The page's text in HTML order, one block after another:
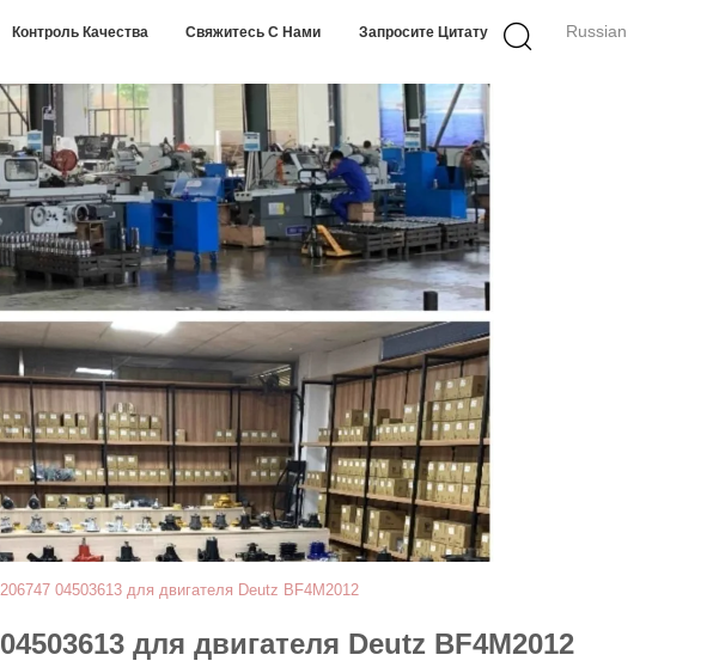
Russian
Контроль Качества Свяжитесь С Нами Запросите Цитату
04503613 для двигателя Deutz BF4M2012
для двигателя Deutz BF4M2012